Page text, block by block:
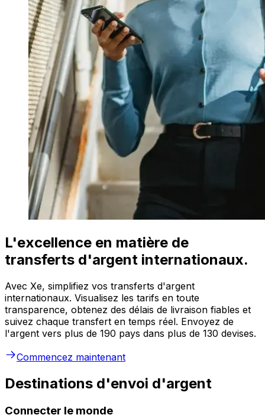
L'excellence en matière de
transferts d'argent internationaux.
Avec Xe, simplifiez vos transferts d'argent
internationaux. Visualisez les tarifs en toute
transparence, obtenez des délais de livraison fiables et
suivez chaque transfert en temps réel. Envoyez de
l'argent vers plus de 190 pays dans plus de 130 devises.
Commencez maintenant
Destinations d'envoi d'argent
Connecter le monde